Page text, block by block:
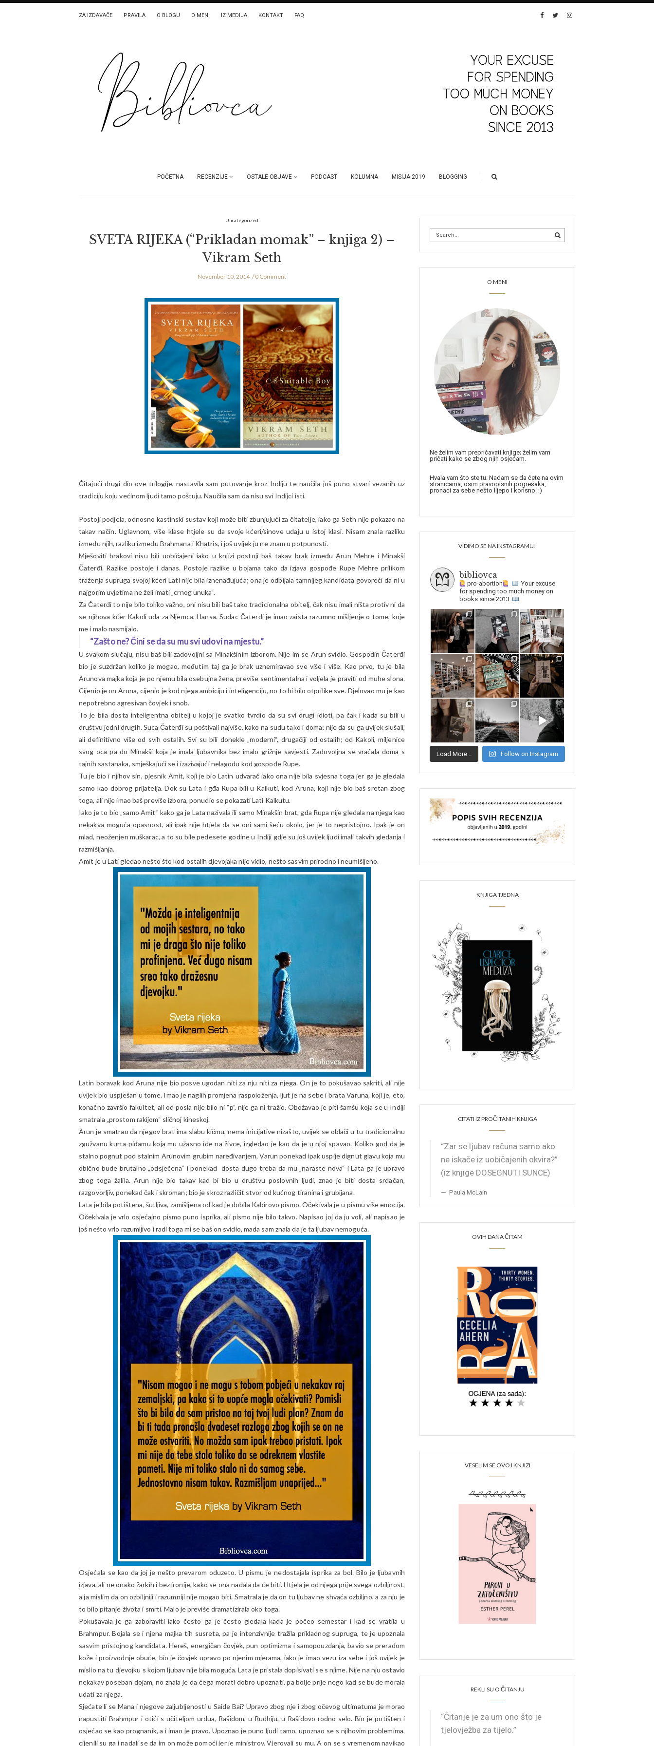
ZA IZDAVAČE PRAVILA O BLOGU O MENI IZ MEDIJA KONTAKT FAQ
POČETNA RECENZIJE OSTALE OBJAVE PODCAST KOLUMNA MISIJA 2019 BLOGGING
Uncategorized
SVETA RIJEKA (“Prikladan momak” – knjiga 2) –
Vikram Seth
November 10, 2014 0 Comment
Čitajući drugi dio ove trilogije, nastavila sam putovanje kroz Indiju te naučila još puno stvari vezanih uz
tradiciju koju većinom ljudi tamo poštuju. Naučila sam da nisu svi Indijci isti.
Postoji podjela, odnosno kastinski sustav koji može biti zbunjujući za čitatelje, iako ga Seth nije pokazao na
takav način. Uglavnom, više klase htjele su da svoje kćeri/sinove udaju u istoj klasi. Nisam znala razliku
između njih, razliku između Brahmana i Khatris, i još uvijek ju ne znam u potpunosti.
Mješoviti brakovi nisu bili uobičajeni iako u knjizi postoji baš takav brak između Arun Mehre i Minakši
Čaterđi. Razlike postoje i danas. Postoje razlike u bojama tako da izjava gospođe Rupe Mehre prilikom
traženja supruga svojoj kćeri Lati nije bila iznenađujuća; ona je odbijala tamnijeg kandidata govoreći da ni u
najgorim uvjetima ne želi imati „crnog unuka“.
Za Čaterđi to nije bilo toliko važno, oni nisu bili baš tako tradicionalna obitelj, čak nisu imali ništa protiv ni da
se njihova kćer Kakoli uda za Njemca, Hansa. Sudac Čaterđi je imao zaista razumno mišljenje o tome, koje
me i malo nasmijalo.
“Zašto ne? Čini se da su mu svi udovi na mjestu.”
U svakom slučaju, nisu baš bili zadovoljni sa Minakšinim izborom. Nije im se Arun svidio. Gospodin Čaterđi
bio je suzdržan koliko je mogao, međutim taj ga je brak uznemiravao sve više i više. Kao prvo, tu je bila
Arunova majka koja je po njemu bila osebujna žena, previše sentimentalna i voljela je praviti od muhe slona.
Cijenio je on Aruna, cijenio je kod njega ambiciju i inteligenciju, no to bi bilo otprilike sve. Djelovao mu je kao
nepotrebno agresivan čovjek i snob.
To je bila dosta inteligentna obitelj u kojoj je svatko tvrdio da su svi drugi idioti, pa čak i kada su bili u
društvu jedni drugih. Suca Čaterđi su poštivali najviše, kako na sudu tako i doma; nije da su ga uvijek slušali,
ali definitivno više od svih ostalih. Svi su bili donekle „moderni“, drugačiji od ostalih; od Kakoli, miljenice
svog oca pa do Minakši koja je imala ljubavnika bez imalo grižnje savjesti. Zadovoljna se vraćala doma s
tajnih sastanaka, smješkajući se i izazivajući nelagodu kod gospođe Rupe.
Tu je bio i njihov sin, pjesnik Amit, koji je bio Latin udvarač iako ona nije bila svjesna toga jer ga je gledala
samo kao dobrog prijatelja. Dok su Lata i gđa Rupa bili u Kalkuti, kod Aruna, koji nije bio baš sretan zbog
toga, ali nije imao baš previše izbora, ponudio se pokazati Lati Kalkutu.
Iako je to bio „samo Amit“ kako ga je Lata nazivala ili samo Minakšin brat, gđa Rupa nije gledala na njega kao
nekakva moguća opasnost, ali ipak nije htjela da se oni sami šeću okolo, jer je to nepristojno. Ipak je on
mlad, neoženjen muškarac, a to su bile pedesete godine u Indiji gdje su još uvijek ljudi imali takvih gledanja i
razmišljanja.
Amit je u Lati gledao nešto što kod ostalih djevojaka nije vidio, nešto sasvim prirodno i neumišljeno.
Latin boravak kod Aruna nije bio posve ugodan niti za nju niti za njega. On je to pokušavao sakriti, ali nije
uvijek bio uspješan u tome. Imao je naglih promjena raspoloženja, ljut je na sebe i brata Varuna, koji je, eto,
konačno završio fakultet, ali od posla nije bilo ni “p”, nije ga ni tražio. Obožavao je piti šamšu koja se u Indiji
smatrala „prostom rakijom“ sličnoj kineskoj.
Arun je smatrao da njegov brat ima slabu kičmu, nema inicijative nizašto, uvijek se oblači u tu tradicionalnu
zgužvanu kurta-piđamu koja mu užasno ide na živce, izgledao je kao da je u njoj spavao. Koliko god da je
stalno pognut pod stalnim Arunovim grubim naređivanjem, Varun ponekad ipak uspije dignut glavu koja mu
obično bude brutalno „odsječena“ i ponekad dosta dugo treba da mu „naraste nova“ i Lata ga je upravo
zbog toga žalila. Arun nije bio takav kad bi bio u društvu poslovnih ljudi, znao je biti dosta srdačan,
razgovorljiv, ponekad čak i skroman; bio je skroz različit stvor od kućnog tiranina i grubijana.
Lata je bila potištena, šutljiva, zamišljena od kad je dobila Kabirovo pismo. Očekivala je u pismu više emocija.
Očekivala je vrlo osjećajno pismo puno isprika, ali pismo nije bilo takvo. Napisao joj da ju voli, ali napisao je
još nešto vrlo razumljivo i radi toga mi se baš on svidio, mada sam znala da je ta ljubav nemoguća.
Osjećala se kao da joj je nešto prevarom oduzeto. U pismu je nedostajala isprika za bol. Bilo je ljubavnih
izjava, ali ne onako žarkih i bez ironije, kako se ona nadala da će biti. Htjela je od njega prije svega ozbiljnost,
a ja mislim da on ozbiljniji i razumniji nije mogao biti. Smatrala je da on tu ljubav ne shvaća ozbiljno, a za nju je
to bilo pitanje života i smrti. Malo je previše dramatizirala oko toga.
Pokušavala je ga zaboraviti iako često ga je često gledala kada je počeo semestar i kad se vratila u
Brahmpur. Bojala se i njena majka tih susreta, pa je intenzivnije tražila prikladnog supruga, te je upoznala
sasvim pristojnog kandidata. Hereš, energičan čovjek, pun optimizma i samopouzdanja, bavio se preradom
kože i proizvodnje obuće, bio je čovjek upravo po njenim mjerama, iako je imao vezu iza sebe i još uvijek je
mislio na tu djevojku s kojom ljubav nije bila moguća. Lata je pristala dopisivati se s njime. Nije na nju ostavio
nekakav poseban dojam, no znala je da ćega morati dobro upoznati, pa bolje prije nego kad se bude morala
udati za njega.
Sjećate li se Mana i njegove zaljubljenosti u Saide Bai? Upravo zbog nje i zbog očevog ultimatuma je morao
napustiti Brahmpur i otići s učiteljom urdua, Rašidom, u Rudhiju, u Rašidovo rodno selo. Bio je potišten i
osjećao se kao prognanik, a i imao je pravo. Upoznao je puno ljudi tamo, upoznao se s njihovim problemima,
cijenili su ga i nadali se da im on može pomoći jer je ministrov. Vjerovali su mu. A on se s vremenom navikao
O MENI
Ne želim vam prepričavati knjige; želim vam
pričati kako se zbog njih osjećam.
Hvala vam što ste tu. Nadam se da ćete na ovim
stranicama, osim pravopisnih pogrešaka,
pronaći za sebe nešto lijepo i korisno. :)
VIDIMO SE NA INSTAGRAMU!
bibliovca
pro-abortion
Your excuse
for spending too much money on
books since 2013.
Load More... Follow on Instagram
KNJIGA TJEDNA
CITATI IZ PROČITANIH KNJIGA
“Zar se ljubav računa samo ako
ne iskače iz uobičajenih okvira?”
(iz knjige DOSEGNUTI SUNCE)
Paula McLain
OVIH DANA ČITAM
VESELIM SE OVOJ KNJIZI
REKLI SU O ČITANJU
“Čitanje je za um ono što je
tjelovježba za tijelo.”